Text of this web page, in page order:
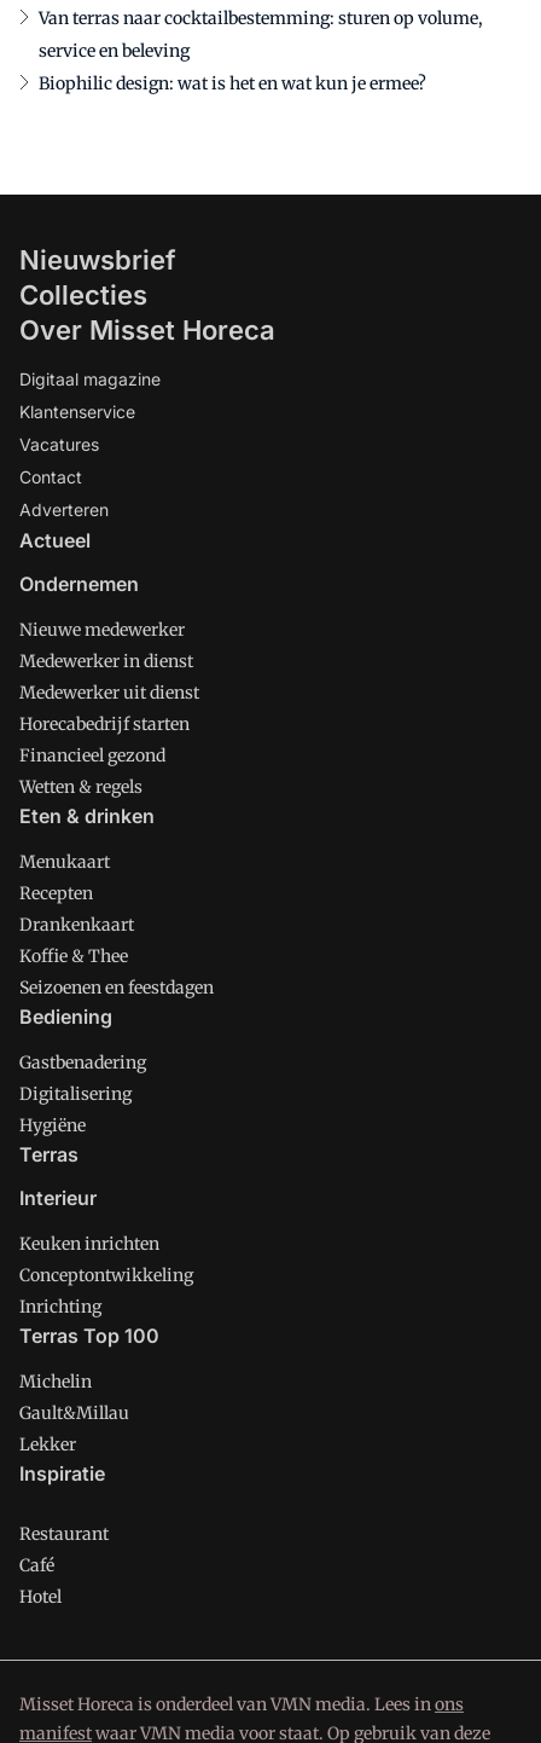
Van terras naar cocktailbestemming: sturen op volume,
service en beleving
Biophilic design: wat is het en wat kun je ermee?
Nieuwsbrief
Collecties
Over Misset Horeca
Digitaal magazine
Klantenservice
Vacatures
Contact
Adverteren
Actueel
Ondernemen
Nieuwe medewerker
Medewerker in dienst
Medewerker uit dienst
Horecabedrijf starten
Financieel gezond
Wetten & regels
Eten & drinken
Menukaart
Recepten
Drankenkaart
Koffie & Thee
Seizoenen en feestdagen
Bediening
Gastbenadering
Digitalisering
Hygiëne
Terras
Interieur
Keuken inrichten
Conceptontwikkeling
Inrichting
Terras Top 100
Michelin
Gault&Millau
Lekker
Inspiratie
Restaurant
Café
Hotel
Misset Horeca is onderdeel van VMN media. Lees inons
manifestwaar VMN media voor staat. Op gebruik van deze